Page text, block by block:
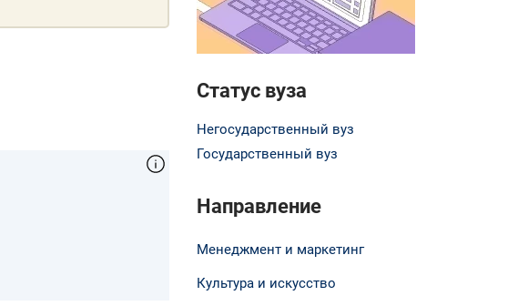
Статус вуза
Негосударственный вуз
Государственный вуз
Направление
Менеджмент и маркетинг
Культура и искусство